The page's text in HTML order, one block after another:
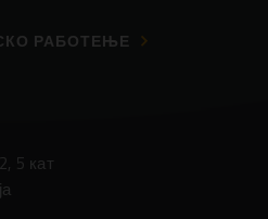
РАБОТЕЊЕ
5 кат